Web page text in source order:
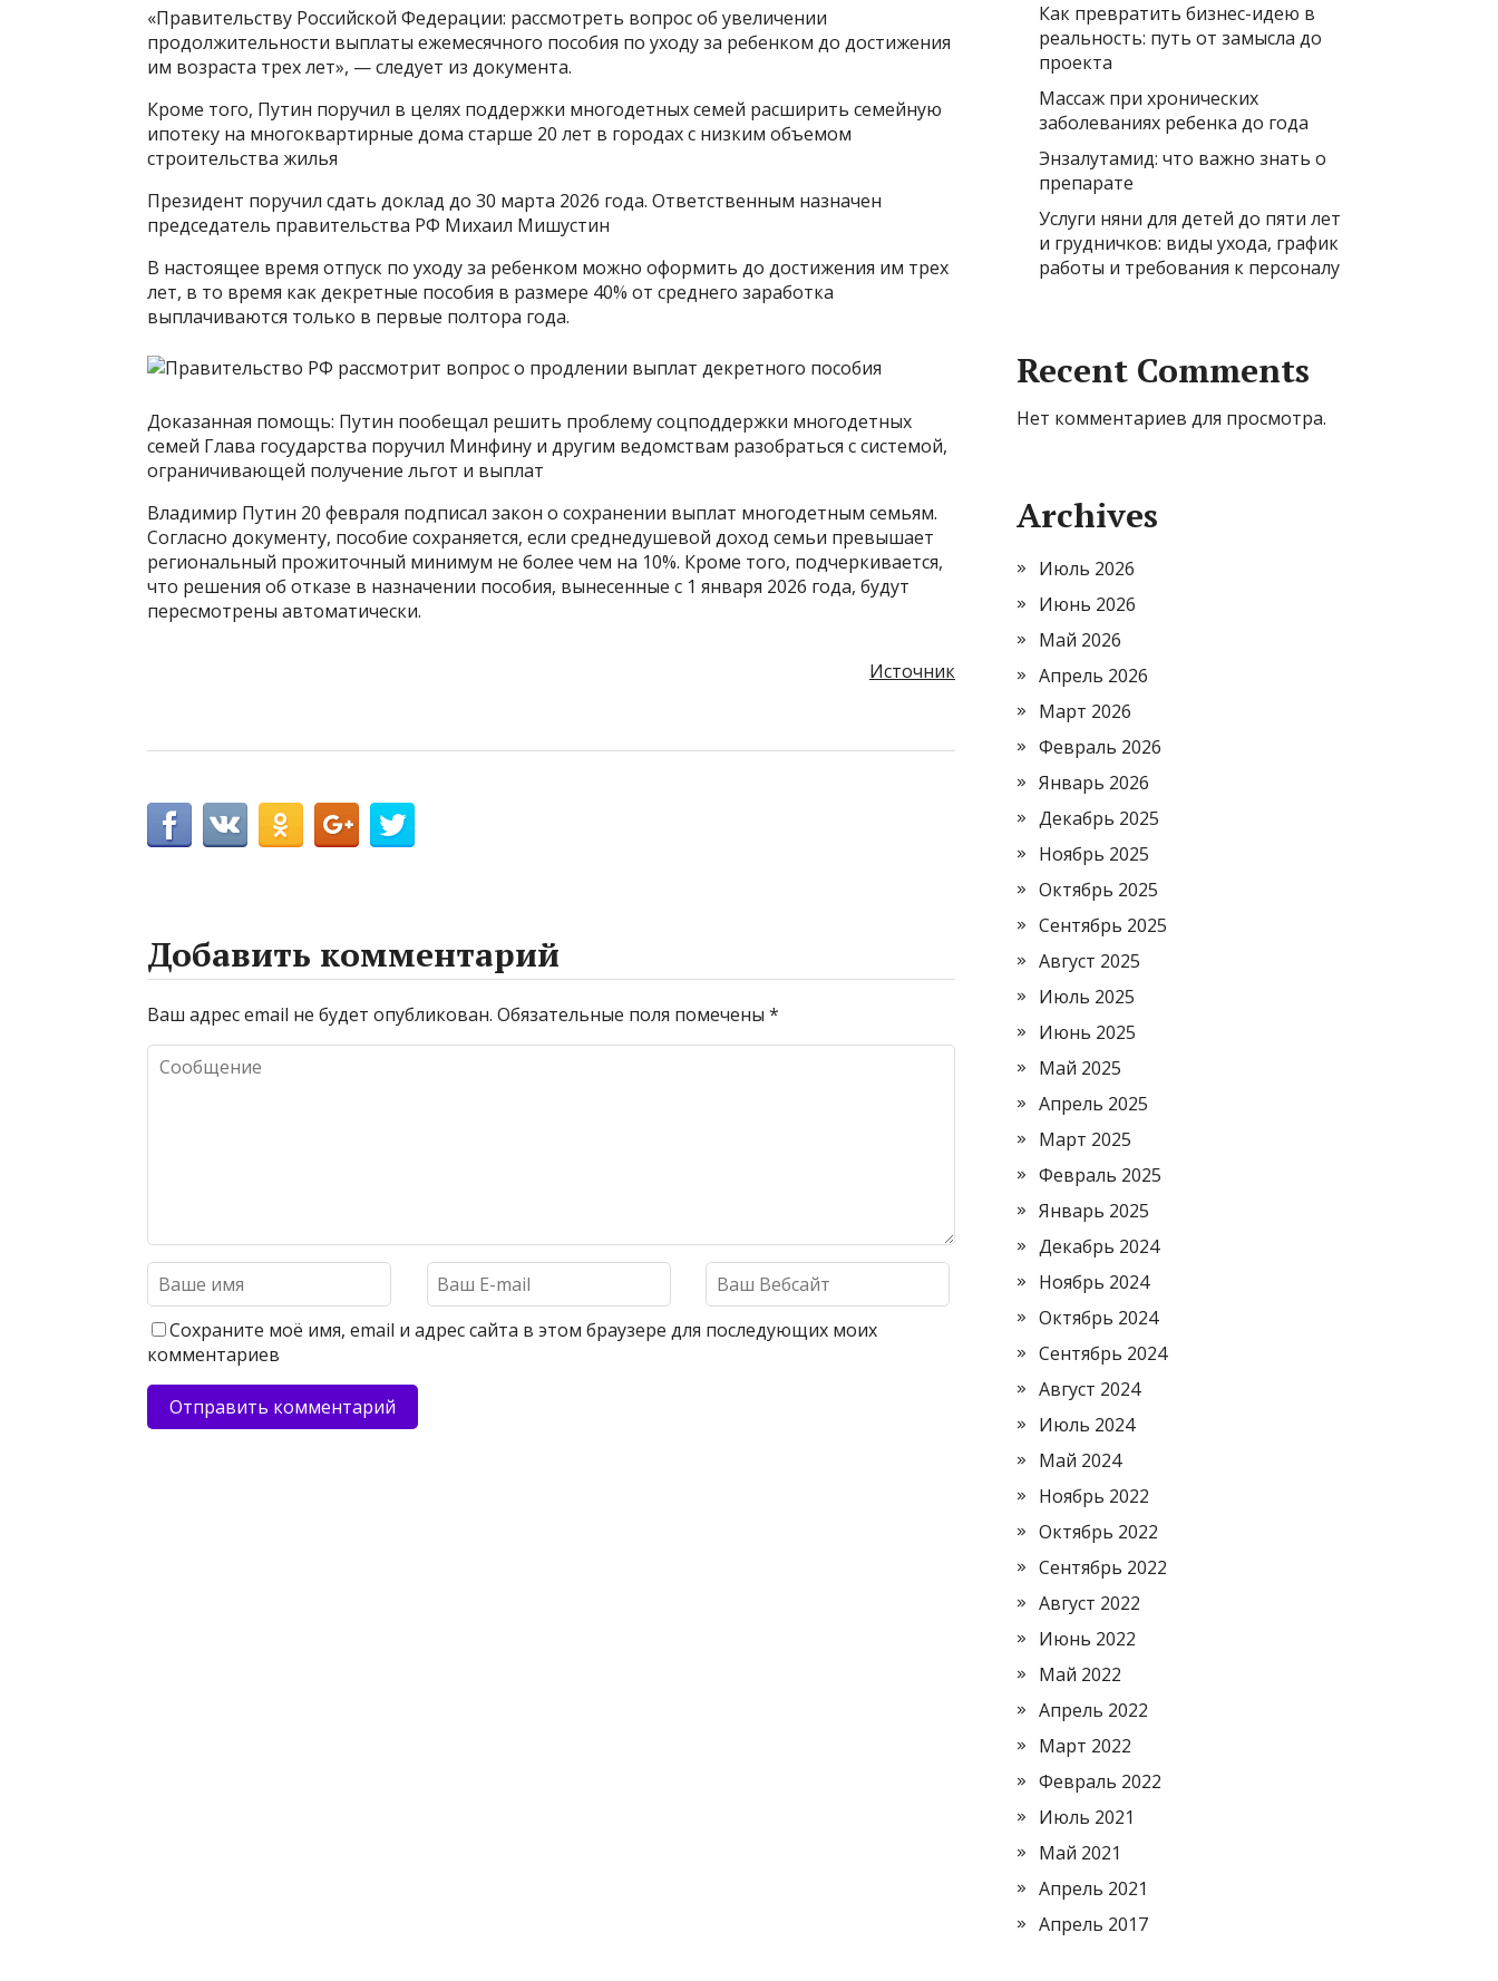
«Правительству Российской Федерации: рассмотреть вопрос об увеличении
продолжительности выплаты ежемесячного пособия по уходу за ребенком до достижения
им возраста трех лет», — следует из документа.
Кроме того, Путин поручил в целях поддержки многодетных семей расширить семейную
ипотеку на многоквартирные дома старше 20 лет в городах с низким объемом
строительства жилья
Президент поручил сдать доклад до 30 марта 2026 года. Ответственным назначен
председатель правительства РФ Михаил Мишустин
В настоящее время отпуск по уходу за ребенком можно оформить до достижения им трех
лет, в то время как декретные пособия в размере 40% от среднего заработка
выплачиваются только в первые полтора года.
Доказанная помощь: Путин пообещал решить проблему соцподдержки многодетных
семей Глава государства поручил Минфину и другим ведомствам разобраться с системой,
ограничивающей получение льгот и выплат
Владимир Путин 20 февраля подписал закон о сохранении выплат многодетным семьям.
Согласно документу, пособие сохраняется, если среднедушевой доход семьи превышает
региональный прожиточный минимум не более чем на 10%. Кроме того, подчеркивается,
что решения об отказе в назначении пособия, вынесенные с 1 января 2026 года, будут
пересмотрены автоматически.
Источник
Добавить комментарий
Ваш адрес email не будет опубликован. Обязательные поля помечены *
Сохраните моё имя, email и адрес сайта в этом браузере для последующих моих
комментариев
Как превратить бизнес-идею в
реальность: путь от замысла до
проекта
Массаж при хронических
заболеваниях ребенка до года
Энзалутамид: что важно знать о
препарате
Услуги няни для детей до пяти лет
и грудничков: виды ухода, график
работы и требования к персоналу
Recent Comments
Нет комментариев для просмотра.
Archives
Июль 2026
Июнь 2026
Май 2026
Апрель 2026
Март 2026
Февраль 2026
Январь 2026
Декабрь 2025
Ноябрь 2025
Октябрь 2025
Сентябрь 2025
Август 2025
Июль 2025
Июнь 2025
Май 2025
Апрель 2025
Март 2025
Февраль 2025
Январь 2025
Декабрь 2024
Ноябрь 2024
Октябрь 2024
Сентябрь 2024
Август 2024
Июль 2024
Май 2024
Ноябрь 2022
Октябрь 2022
Сентябрь 2022
Август 2022
Июнь 2022
Май 2022
Апрель 2022
Март 2022
Февраль 2022
Июль 2021
Май 2021
Апрель 2021
Апрель 2017